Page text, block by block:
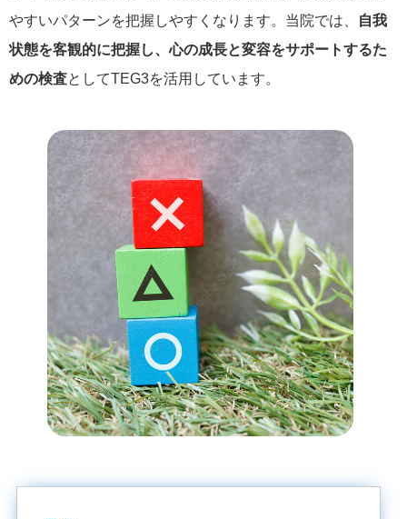
やすいパターンを把握しやすくなります。当院では、
自我
状態を客観的に把握し、心の成長と変容をサポートするた
めの検査としてTEG3を活用しています。